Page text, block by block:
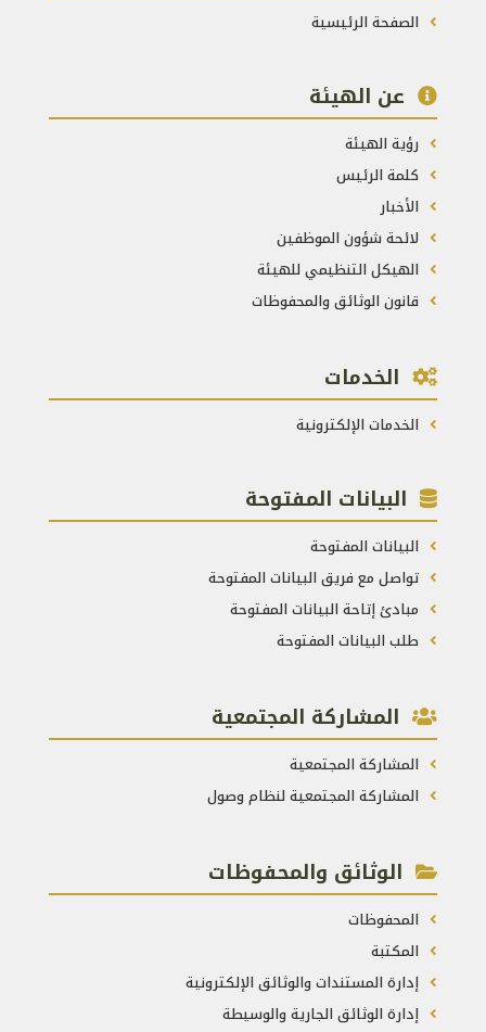
الصفحة الرئيسية
عن الهيئة
رؤية الهيئة
كلمة الرئيس
الأخبار
لائحة شؤون الموظفين
الهيكل التنظيمي للهيئة
قانون الوثائق والمحفوظات
الخدمات
الخدمات الإلكترونية
البيانات المفتوحة
البيانات المفتوحة
تواصل مع فريق البيانات المفتوحة
مبادئ إتاحة البيانات المفتوحة
طلب البيانات المفتوحة
المشاركة المجتمعية
المشاركة المجتمعية
المشاركة المجتمعية لنظام وصول
الوثائق والمحفوظات
المحفوظات
المكتبة
إدارة المستندات والوثائق الإلكترونية
إدارة الوثائق الجارية والوسيطة